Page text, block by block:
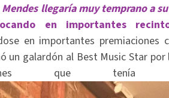
Mendes llegaría muy temprano a
en importantes
en importantes premiaciones
un galardón al Best Music Star
que